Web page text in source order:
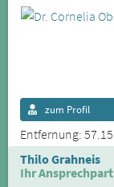
Entfernung:
zum Profil
Thilo Grahneis
Ihr